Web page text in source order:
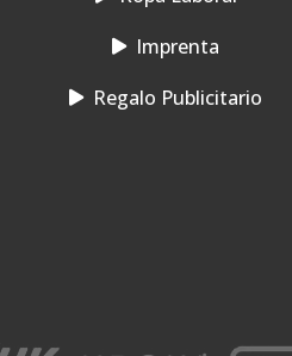
Imprenta
Regalo Publicitario